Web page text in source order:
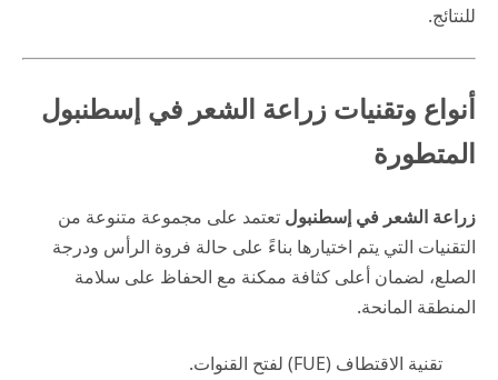
للنتائج.
أنواع وتقنيات زراعة الشعر في إسطنبول
المتطورة
زراعة الشعر في إسطنبول تعتمد على مجموعة متنوعة من
التقنيات التي يتم اختيارها بناءً على حالة فروة الرأس ودرجة
الصلع، لضمان أعلى كثافة ممكنة مع الحفاظ على سلامة
المنطقة المانحة.
تقنية الاقتطاف (FUE) لفتح القنوات.